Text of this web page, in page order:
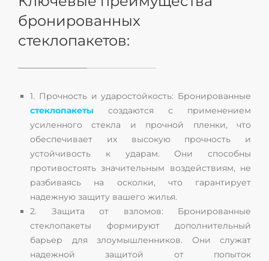
бронированных
стеклопакетов:
1. Прочность и ударостойкость: Бронированные
стеклопакеты создаются с применением
усиленного стекла и прочной пленки, что
обеспечивает их высокую прочность и
устойчивость к ударам. Они способны
противостоять значительным воздействиям, не
разбиваясь на осколки, что гарантирует
надежную защиту вашего жилья.
2. Защита от взломов: Бронированные
стеклопакеты формируют дополнительный
барьер для злоумышленников. Они служат
надежной защитой от попыток